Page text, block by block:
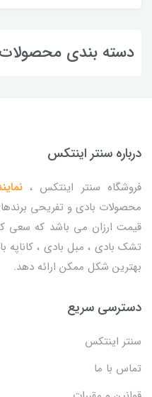
دسته بندی محصولات
درباره سنتر اینتکس
فروشگاه سنتر اینتکس ،
محصولات بادی و تفریحی
قیمت ارزان می باشد که سعی
تشک بادی ، مبل بادی ،
بهترین شکل ممکن ارائه دهد.
دسترسی سریع
سنتر اینتکس
تماس با ما